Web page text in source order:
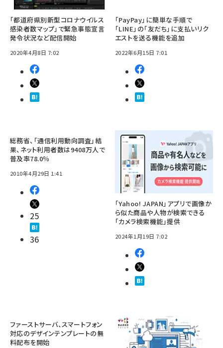
「都道府県別新型コロナウイルス
感染者数マップ」で緊急事態宣言
発令状況など配信開始
2020年4月8日 7:02
「PayPay」に簡単な手順で
「LINE」の「友だち」に支払いリク
エストを送る機能を追加
2022年6月15日 7:01
総務省、「通信利用動向調査」結
果、ネット利用者数は9408万人で
普及率78.0％
2010年4月29日 1:41
25
36
「Yahoo! JAPAN」アプリで画像か
ら似た商品や人物が検索できる
「カメラ検索機能」提供
2024年1月19日 7:02
ファーストサーバ、スマートフォン
対応のデザインテンプレートの無
料配布を開始